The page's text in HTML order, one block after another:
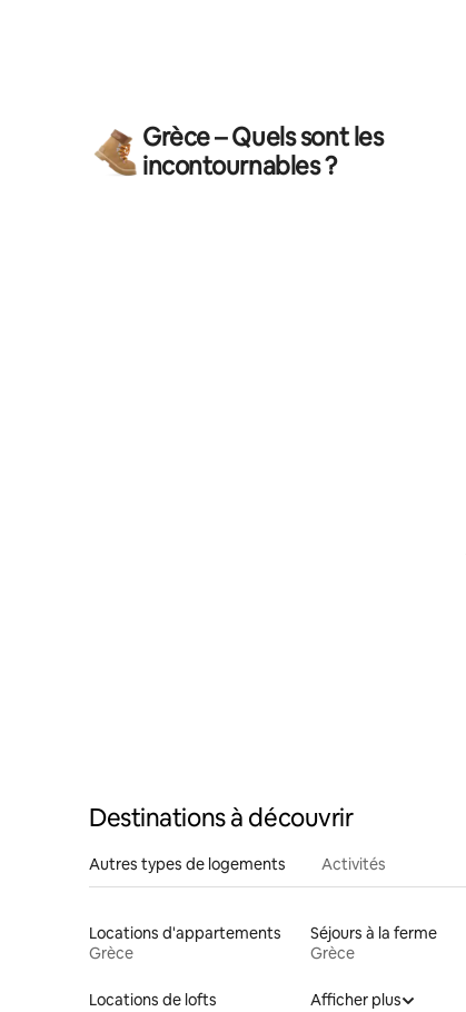
Grèce – Quels sont les
incontournables ?
Destinations à découvrir
Autres types de logements Activités
Locations d'appartements
Grèce
Séjours à la ferme
Grèce
Locations de lofts
Afficher plus